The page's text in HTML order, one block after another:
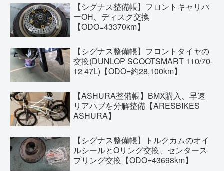
【シグナス整備帳】フロントキャリパ
ーOH、ディスク交換
【ODO=43370km】
【シグナス整備帳】フロントタイヤの
交換(DUNLOP SCOOTSMART 110/70-
12 47L)【ODO=約28,100km】
【ASHURA整備帳】BMX購入、早速
リアハブを分解整備【ARESBIKES
ASHURA】
【シグナス整備帳】トルクカムのオイ
ルシールとOリング交換、センタース
プリング交換【ODO=43698km】